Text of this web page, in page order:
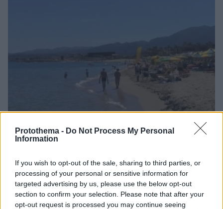
Protothema - Do Not Process My Personal
Information
If you wish to opt-out of the sale, sharing to third parties, or
processing of your personal or sensitive information for
targeted advertising by us, please use the below opt-out
section to confirm your selection. Please note that after your
opt-out request is processed you may continue seeing
Πώς έγινε η τραγωδία με την νεκρή μητέρα στα
Μάλια: Βούτηξε για να βοηθήσει τη φίλη της και
πνίγηκε, τα παιδιά φώναζαν για βοήθεια
06.08.2026, 21:23